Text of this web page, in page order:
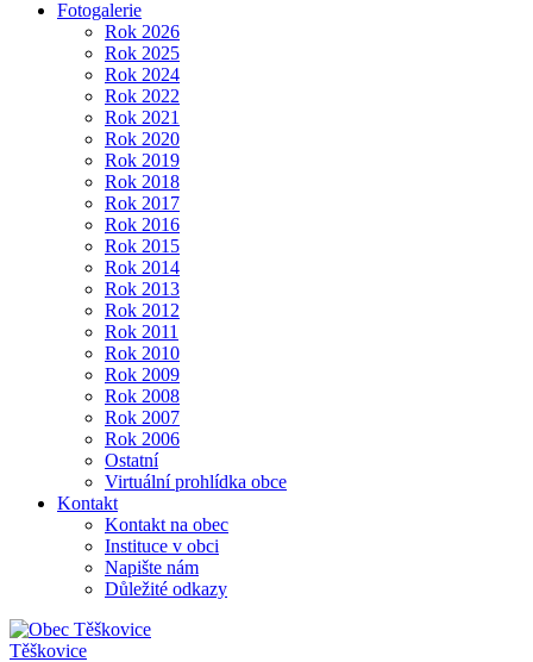
Fotogalerie
Rok 2026
Rok 2025
Rok 2024
Rok 2022
Rok 2021
Rok 2020
Rok 2019
Rok 2018
Rok 2017
Rok 2016
Rok 2015
Rok 2014
Rok 2013
Rok 2012
Rok 2011
Rok 2010
Rok 2009
Rok 2008
Rok 2007
Rok 2006
Ostatní
Virtuální prohlídka obce
Kontakt
Kontakt na obec
Instituce v obci
Napište nám
Důležité odkazy
Těškovice